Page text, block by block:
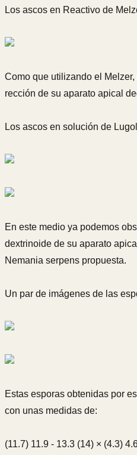
Los ascos en Reactivo de
Como que utilizando el
rección de su aparato apical
Los ascos en solución de
En este medio ya podemos
dextrinoide de su aparato
Nemania serpens propuesta.
Un par de imágenes de las
Estas esporas obtenidas por
con unas medidas de:
(11.7) 11.9 - 13.3 (14) × (4.3)